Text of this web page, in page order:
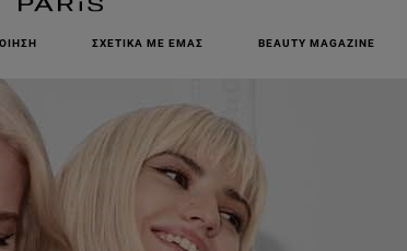
ΣΧΕΤΙΚΆ ΜΕ ΕΜΆΣ BEAUTY MAGAZINE